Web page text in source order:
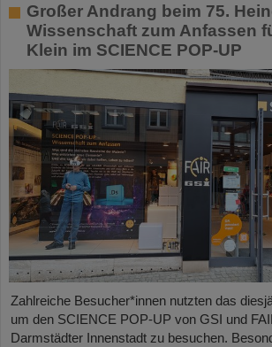
Großer Andrang beim 75.
Wissenschaft zum Anfassen
Klein im SCIENCE POP-UP
Zahlreiche Besucher*innen nutzten das
um den SCIENCE POP-UP von GSI und
Darmstädter Innenstadt zu besuchen.